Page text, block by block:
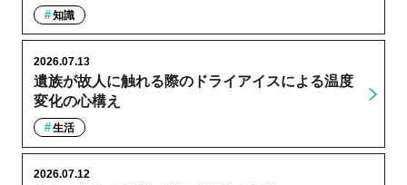
知識
遺族が故人に触れる際のドライアイスによる温度
変化の心構え
2026.07.13
生活
2026.07.12